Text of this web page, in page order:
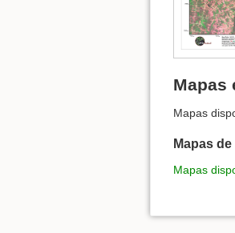
Mapas
Mapas
Mapas
Mapas